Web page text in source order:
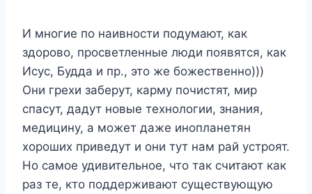
И многие по наивности подумают, как
здорово, просветленные люди появятся, как
Исус, Будда и пр., это же божественно)))
Они грехи заберут, карму почистят, мир
спасут, дадут новые технологии, знания,
медицину, а может даже инопланетян
хороших приведут и они тут нам рай устроят.
Но самое удивительное, что так считают как
раз те, кто поддерживают существующую